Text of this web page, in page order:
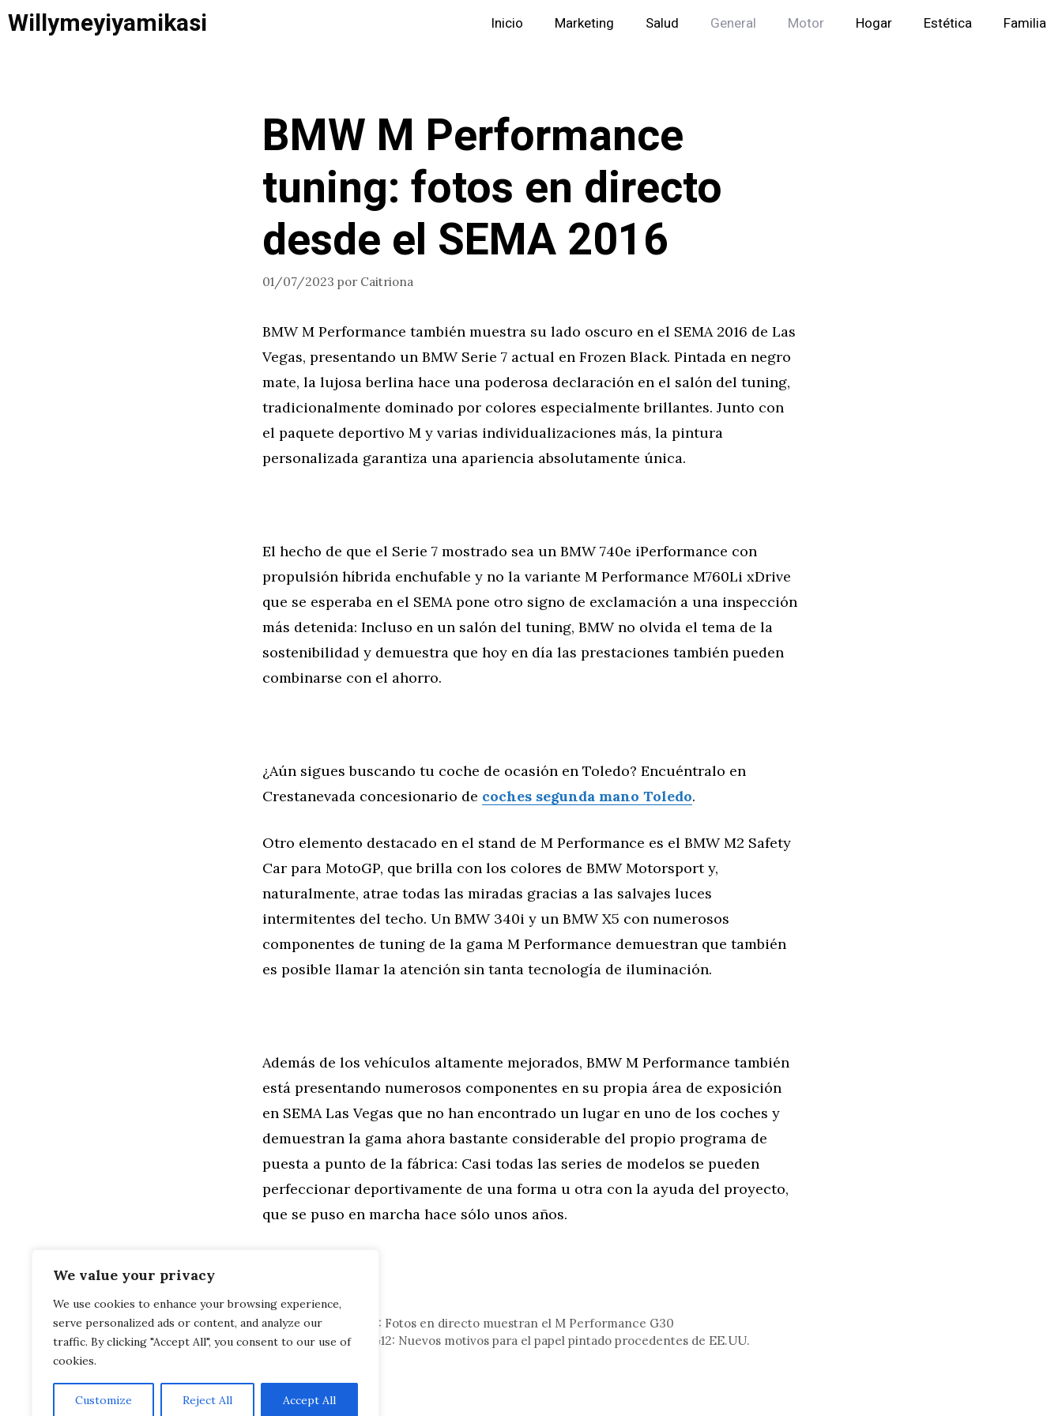
We value your privacy
We use cookies to enhance your browsing experience,
serve personalized ads or content, and analyze our
traffic. By clicking "Accept All", you consent to our use of
cookies.
Customize Reject All Accept All
Saltar
Willymeyiyamikasi Inicio Marketing Salud General Motor Hogar Estética Familia
BMW M Performance
tuning: fotos en directo
desde el SEMA 2016
01/07/2023 por Caitriona
BMW M Performance también muestra su lado oscuro en el SEMA 2016 de Las
Vegas, presentando un BMW Serie 7 actual en Frozen Black. Pintada en negro
mate, la lujosa berlina hace una poderosa declaración en el salón del tuning,
tradicionalmente dominado por colores especialmente brillantes. Junto con
el paquete deportivo M y varias individualizaciones más, la pintura
personalizada garantiza una apariencia absolutamente única.
El hecho de que el Serie 7 mostrado sea un BMW 740e iPerformance con
propulsión híbrida enchufable y no la variante M Performance M760Li xDrive
que se esperaba en el SEMA pone otro signo de exclamación a una inspección
más detenida: Incluso en un salón del tuning, BMW no olvida el tema de la
sostenibilidad y demuestra que hoy en día las prestaciones también pueden
combinarse con el ahorro.
¿Aún sigues buscando tu coche de ocasión en Toledo? Encuéntralo en
Crestanevada concesionario de coches segunda mano Toledo.
Otro elemento destacado en el stand de M Performance es el BMW M2 Safety
Car para MotoGP, que brilla con los colores de BMW Motorsport y,
naturalmente, atrae todas las miradas gracias a las salvajes luces
intermitentes del techo. Un BMW 340i y un BMW X5 con numerosos
componentes de tuning de la gama M Performance demuestran que también
es posible llamar la atención sin tanta tecnología de iluminación.
Además de los vehículos altamente mejorados, BMW M Performance también
está presentando numerosos componentes en su propia área de exposición
en SEMA Las Vegas que no han encontrado un lugar en uno de los coches y
demuestran la gama ahora bastante considerable del propio programa de
puesta a punto de la fábrica: Casi todas las series de modelos se pueden
perfeccionar deportivamente de una forma u otra con la ayuda del proyecto,
que se puso en marcha hace sólo unos años.
Categorías
General,Motor
BMW M550i 2017: Fotos en directo muestran el M Performance G30
BMW Alpina B7 G12: Nuevos motivos para el papel pintado procedentes de EE.UU.